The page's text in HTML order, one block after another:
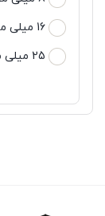
16 میلی متر
25 میلی متر